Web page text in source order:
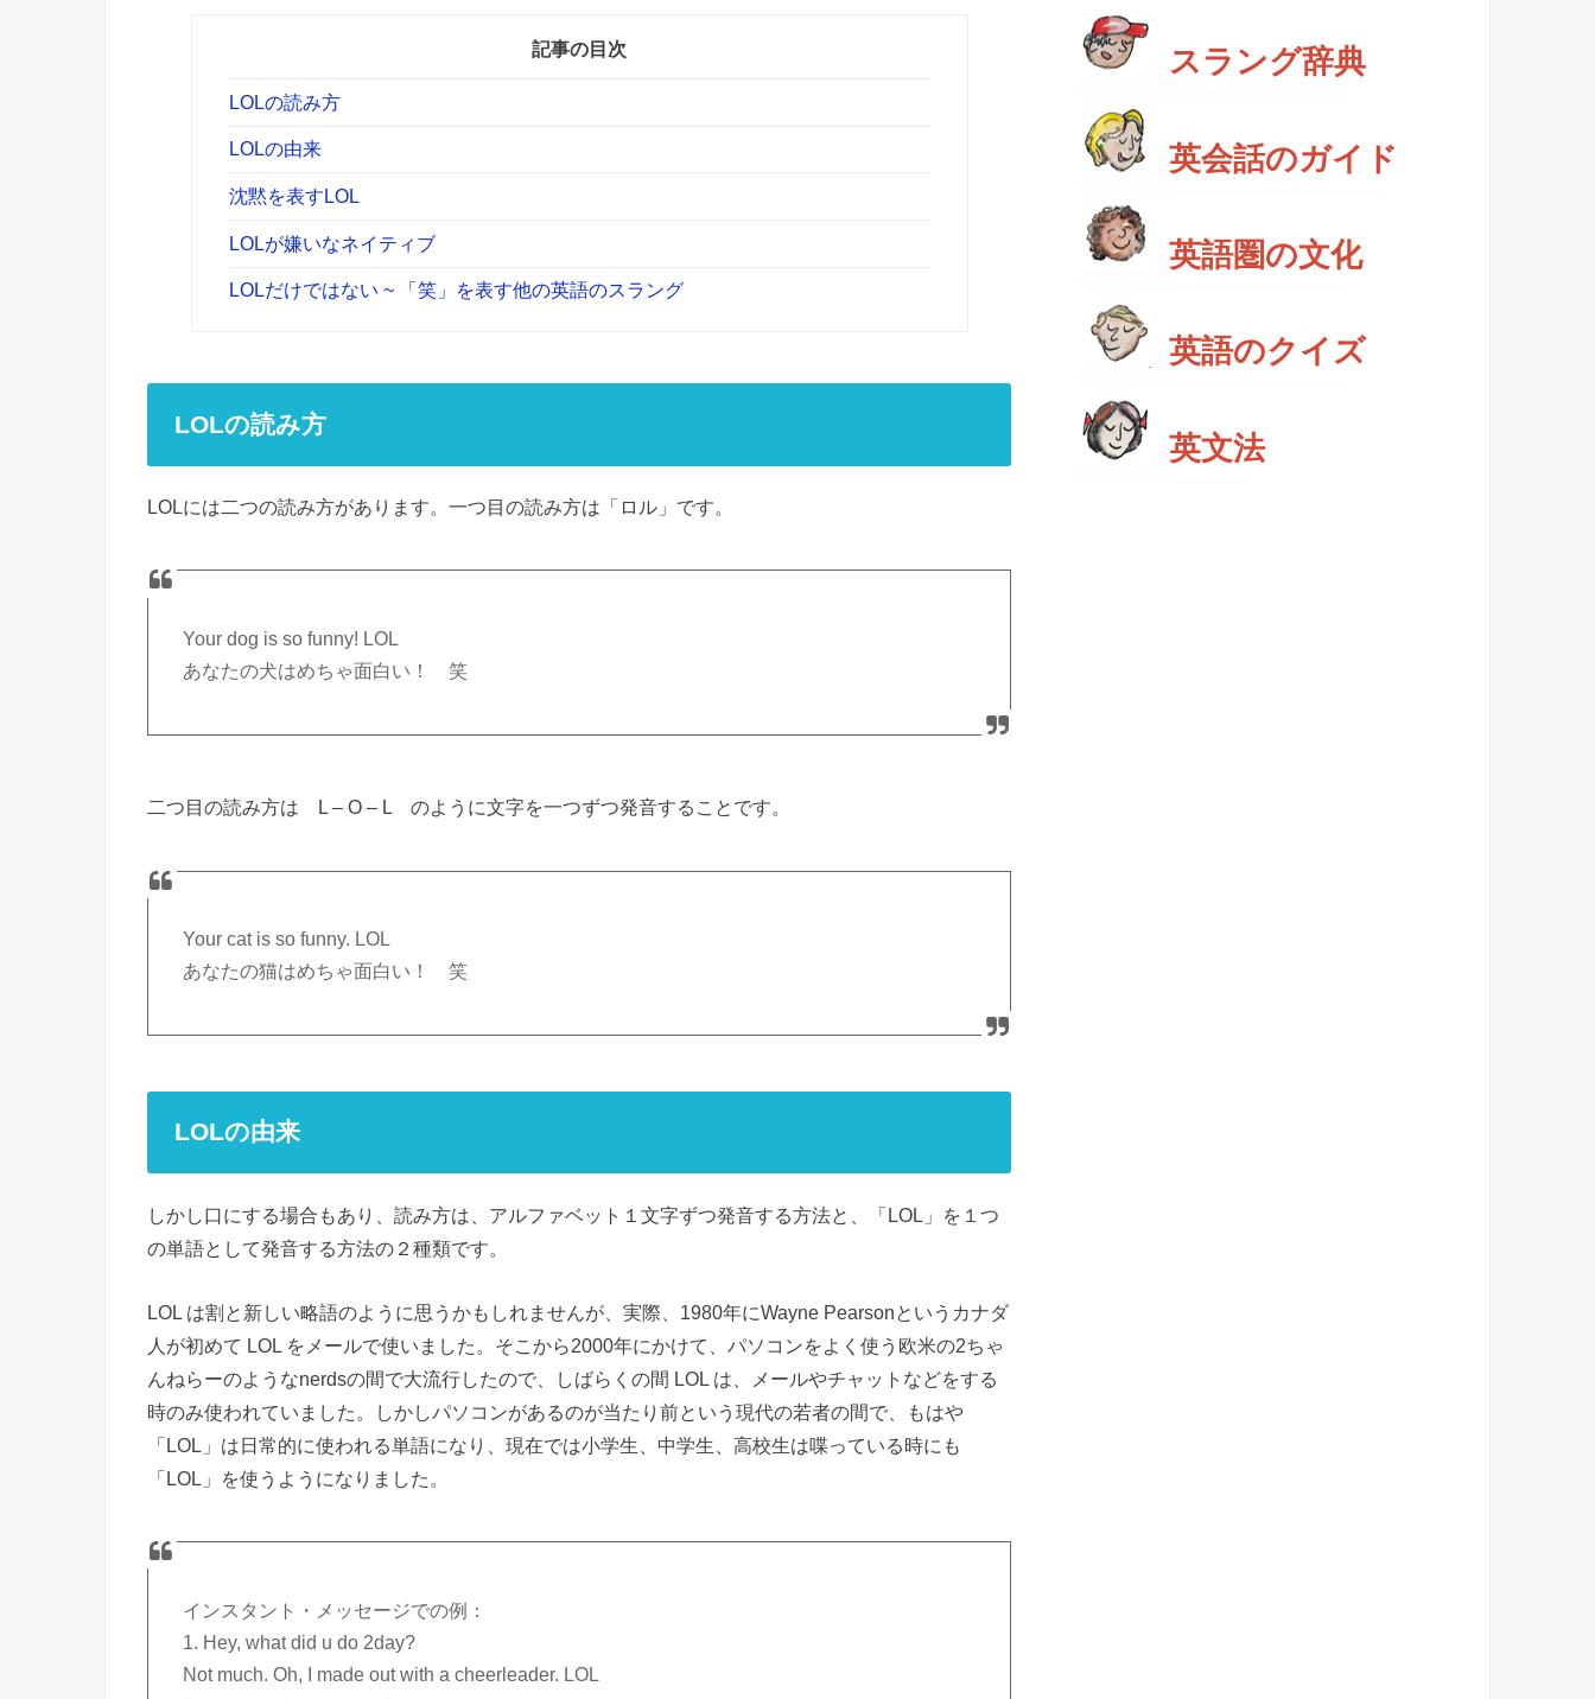
記事の目次
LOLの読み方
LOLの由来
沈黙を表すLOL
LOLが嫌いなネイティブ
LOLだけではない ~ 「笑」を表す他の英語のスラング
LOLの読み方
LOLには二つの読み方があります。一つ目の読み方は「ロル」です。
Your dog is so funny! LOL
あなたの犬はめちゃ面白い！ 笑
二つ目の読み方は L – O – L のように文字を一つずつ発音することです。
Your cat is so funny. LOL
あなたの猫はめちゃ面白い！ 笑
LOLの由来
しかし口にする場合もあり、読み方は、アルファベット１文字ずつ発音する方法と、「LOL」を１つ
の単語として発音する方法の２種類です。
LOL は割と新しい略語のように思うかもしれませんが、実際、1980年にWayne Pearsonというカナダ
人が初めて LOL をメールで使いました。そこから2000年にかけて、パソコンをよく使う欧米の2ちゃ
んねらーのようなnerdsの間で大流行したので、しばらくの間 LOL は、メールやチャットなどをする
時のみ使われていました。しかしパソコンがあるのが当たり前という現代の若者の間で、もはや
「LOL」は日常的に使われる単語になり、現在では小学生、中学生、高校生は喋っている時にも
「LOL」を使うようになりました。
インスタント・メッセージでの例：
1. Hey, what did u do 2day?
Not much. Oh, I made out with a cheerleader. LOL
スラング辞典
英会話のガイド
英語圏の文化
英語のクイズ
英文法